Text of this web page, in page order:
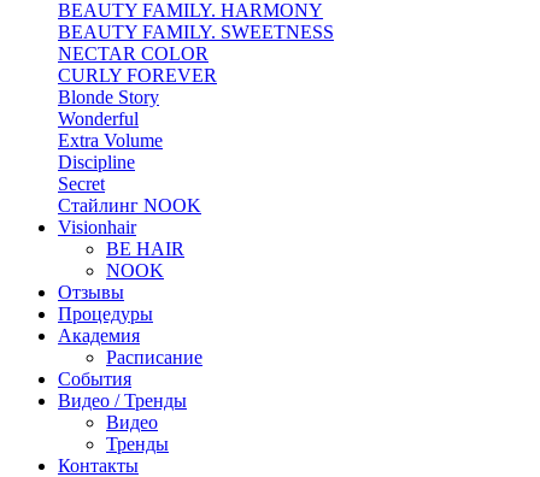
BEAUTY FAMILY. HARMONY
BEAUTY FAMILY. SWEETNESS
NECTAR COLOR
CURLY FOREVER
Blonde Story
Wonderful
Extra Volume
Discipline
Secret
Стайлинг NOOK
Visionhair
BE HAIR
NOOK
Отзывы
Процедуры
Академия
Расписание
События
Видео / Тренды
Видео
Тренды
Контакты